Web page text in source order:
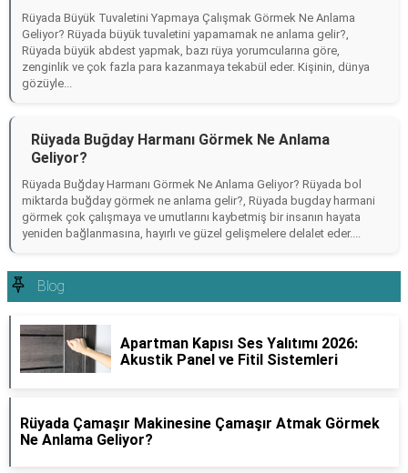
Rüyada Büyük Tuvaletini Yapmaya Çalışmak Görmek Ne Anlama
Geliyor? Rüyada büyük tuvaletini yapamamak ne anlama gelir?,
Rüyada büyük abdest yapmak, bazı rüya yorumcularına göre,
zenginlik ve çok fazla para kazanmaya tekabül eder. Kişinin, dünya
gözüyle...
Rüyada Buğday Harmanı Görmek Ne Anlama
Geliyor?
Rüyada Buğday Harmanı Görmek Ne Anlama Geliyor? Rüyada bol
miktarda buğday görmek ne anlama gelir?, Rüyada bugday harmani
görmek çok çalışmaya ve umutlarını kaybetmiş bir insanın hayata
yeniden bağlanmasına, hayırlı ve güzel gelişmelere delalet eder....
Blog
Apartman Kapısı Ses Yalıtımı 2026:
Akustik Panel ve Fitil Sistemleri
Rüyada Çamaşır Makinesine Çamaşır Atmak Görmek
Ne Anlama Geliyor?